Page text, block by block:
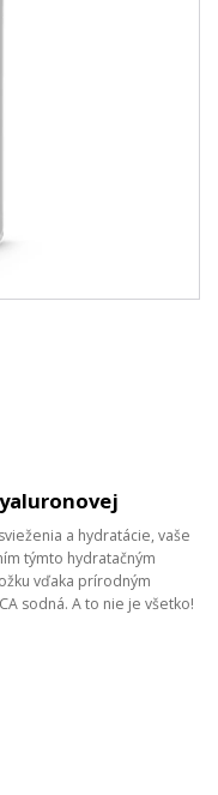
a hydratácie, vaše
týmto hydratačným
vďaka prírodným
sodná. A to nie je všetko!